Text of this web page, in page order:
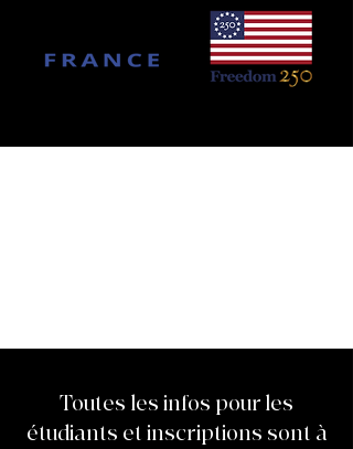
Toutes les infos pour les
étudiants et inscriptions sont à